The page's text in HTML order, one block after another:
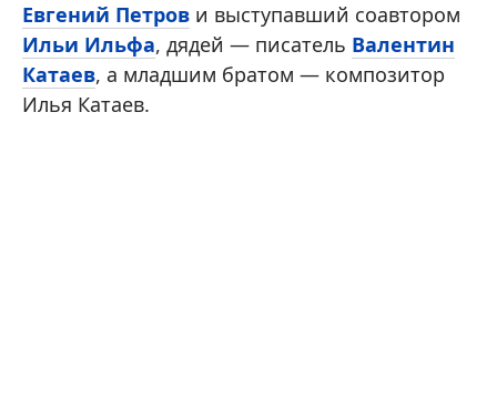
Евгений Петров и выступавший соавтором
Ильи Ильфа, дядей — писатель Валентин
Катаев, а младшим братом — композитор
Илья Катаев.